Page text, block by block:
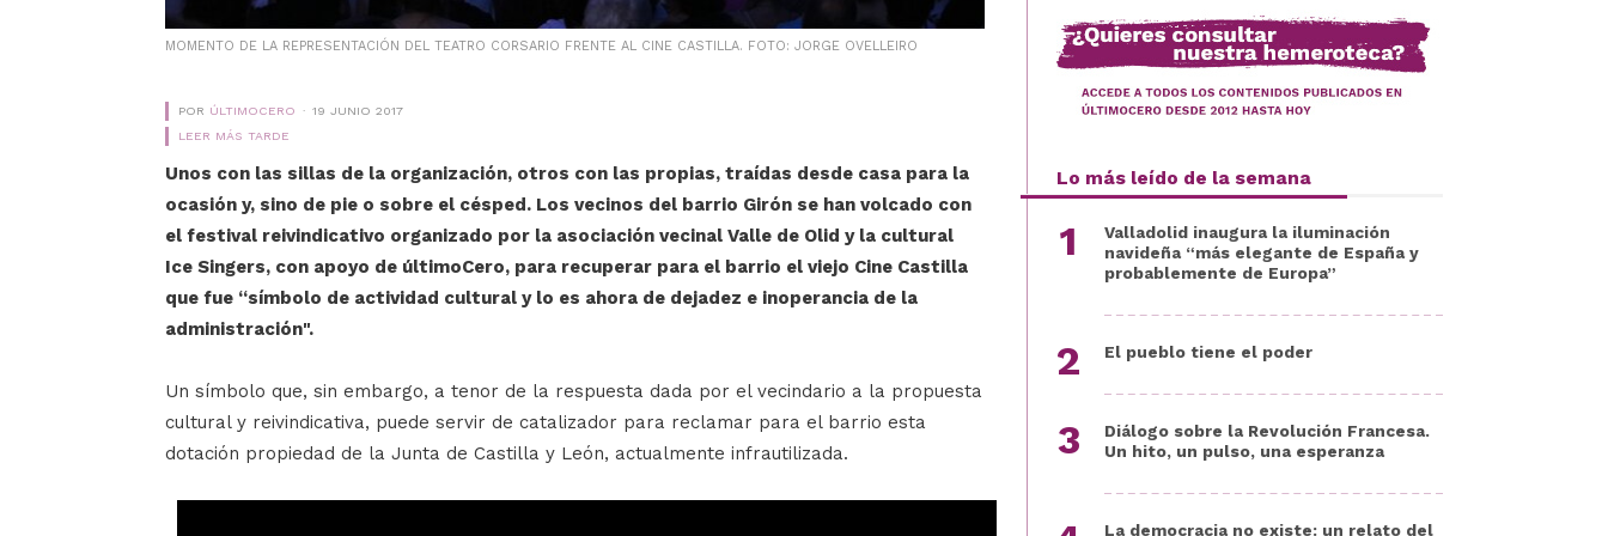
MOMENTO DE LA REPRESENTACIÓN DEL TEATRO CORSARIO FRENTE AL CINE CASTILLA. FOTO: JORGE OVELLEIRO
POR ÚLTIMOCERO
19 JUNIO 2017
LEER MÁS TARDE
Unos con las sillas de la organización, otros con las propias, traídas desde casa para la
ocasión y, sino de pie o sobre el césped. Los vecinos del barrio Girón se han volcado con
el festival reivindicativo organizado por la asociación vecinal Valle de Olid y la cultural
Ice Singers, con apoyo de últimoCero, para recuperar para el barrio el viejo Cine Castilla
que fue “símbolo de actividad cultural y lo es ahora de dejadez e inoperancia de la
administración".
Un símbolo que, sin embargo, a tenor de la respuesta dada por el vecindario a la propuesta
cultural y reivindicativa, puede servir de catalizador para reclamar para el barrio esta
dotación propiedad de la Junta de Castilla y León, actualmente infrautilizada.
Lo más leído de la semana
Valladolid inaugura la iluminación
navideña “más elegante de España y
probablemente de Europa”
El pueblo tiene el poder
Diálogo sobre la Revolución Francesa.
Un hito, un pulso, una esperanza
La democracia no existe: un relato del